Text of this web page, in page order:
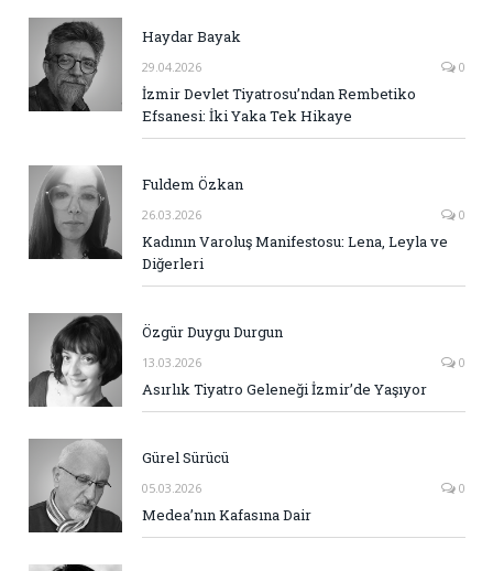
Haydar Bayak
29.04.2026 0
İzmir Devlet Tiyatrosu’ndan Rembetiko
Efsanesi: İki Yaka Tek Hikaye
Fuldem Özkan
26.03.2026 0
Kadının Varoluş Manifestosu: Lena, Leyla ve
Diğerleri
Özgür Duygu Durgun
13.03.2026 0
Asırlık Tiyatro Geleneği İzmir’de Yaşıyor
Gürel Sürücü
05.03.2026 0
Medea’nın Kafasına Dair